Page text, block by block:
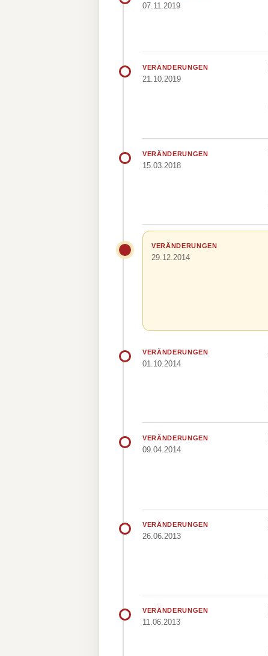
07.11.2019
VERÄNDERUNGEN
21.10.2019
VERÄNDERUNGEN
15.03.2018
VERÄNDERUNGEN
29.12.2014
VERÄNDERUNGEN
01.10.2014
VERÄNDERUNGEN
09.04.2014
VERÄNDERUNGEN
26.06.2013
VERÄNDERUNGEN
11.06.2013